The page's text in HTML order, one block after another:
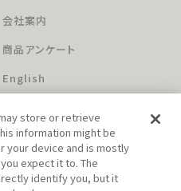
会社案内
商品アンケート
English
store or retrieve
information might be
your device and is mostly
expect it to. The
identify you, but it